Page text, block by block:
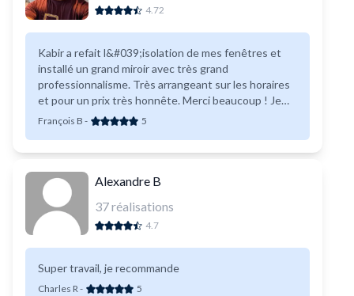
4.72
Kabir a refait l&#039;isolation de mes fenêtres et
installé un grand miroir avec très grand
professionnalisme. Très arrangeant sur les horaires
et pour un prix très honnête. Merci beaucoup ! Je
referais appel à lui sans hésiter.
François B - 5
Alexandre B
37réalisations
4.7
Super travail, je recommande
Charles R- 5